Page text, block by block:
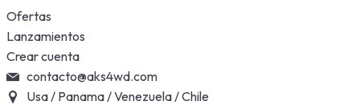
Skip
to
content
Ofertas
Lanzamientos
Crear cuenta
contacto@aks4wd.com
Usa / Panama / Venezuela / Chile